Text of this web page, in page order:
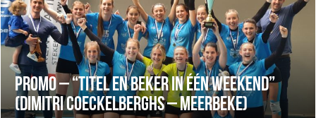
Promo – “Titel en beker in één weekend”
(Dimitri Coeckelberghs – Meerbeke)